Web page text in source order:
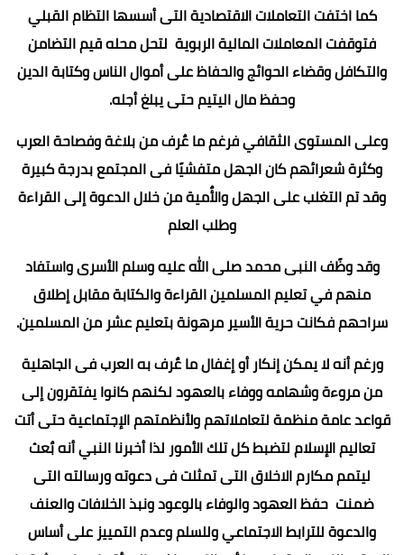
كما اختفت التعاملات الاقتصادية التى أسسها التظام القبلي
فتوقفت المعاملات المالية الربوية لتحل محله قيم التضامن
والتكافل وقضاء الحوائج والحفاظ على أموال الناس وكتابة الدين
وحفظ مال اليتيم حتى يبلغ أجله.
وعلى المستوى الثقافي فرغم ما عٌرف من بلاغة وفصاحة العرب
وكثرة شعرائهم كان الجهل متفشيًا فى المجتمع بدرجة كبيرة
وقد تم التغلب على الجهل والأٌمية من خلال الدعوة إلى القراءة
وطلب العلم
وقد وظًف النبى محمد صلى الله عليه وسلم الأسرى واستفاد
منهم في تعليم المسلمين القراءة والكتابة مقابل إطلاق
سراحهم فكانت حرية الأسير مرهونة بتعليم عشر من المسلمين.
ورغم أنه لا يمكن إنكار أو إغفال ما عٌرف به العرب فى الجاهلية
من مروءة وشهامه ووفاء بالعهود لكنهم كانوا يفتقرون إلى
قواعد عامة منظمة لتعاملاتهم ولأنظمتهم الإجتماعية حتى أتت
تعاليم الإسلام لتضبط كل تلك الأمور لذا أخبرنا النبي أنه بٌعث
ليتمم مكارم الاخلاق التى تمثلت فى دعوته ورسالته التى
ضمنت حفظ العهود والوفاء بالوعود ونبذ الخلافات والعنف
والدعوة للترابط الاجتماعي وللسلم وعدم التمييز على أساس